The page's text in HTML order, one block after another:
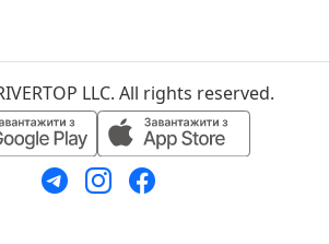
LLC. All rights reserved.